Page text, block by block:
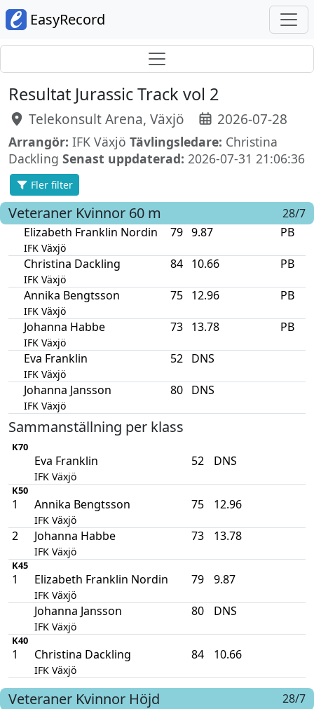
EasyRecord
Resultat Jurassic Track vol 2
Telekonsult Arena, Växjö 2026-07-28
Arrangör: IFK Växjö Tävlingsledare: Christina
Dackling Senast uppdaterad: 2026-07-31 21:06:36
Fler filter
Veteraner Kvinnor 60 m
28/7
Elizabeth Franklin Nordin
IFK Växjö
79 9.87 PB
Christina Dackling
IFK Växjö
84 10.66 PB
Annika Bengtsson
IFK Växjö
75 12.96 PB
Johanna Habbe
IFK Växjö
73 13.78 PB
Eva Franklin
IFK Växjö
52 DNS
Johanna Jansson
IFK Växjö
80 DNS
Sammanställning per klass
K70
Eva Franklin
IFK Växjö
52 DNS
K50
1 Annika Bengtsson
IFK Växjö
75 12.96
2 Johanna Habbe
IFK Växjö
73 13.78
K45
1 Elizabeth Franklin Nordin
IFK Växjö
79 9.87
Johanna Jansson
IFK Växjö
80 DNS
K40
1 Christina Dackling
IFK Växjö
84 10.66
Veteraner Kvinnor Höjd
28/7